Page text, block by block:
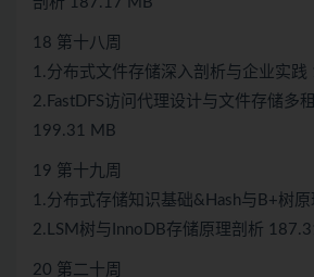
18 第十八周
1.分布式文件存储深入剖析与企业实
2.FastDFS访问代理设计与文件存储多
199.31 MB
19 第十九周
1.分布式存储知识基础&Hash与B+树
2.LSM树与InnoDB存储原理剖析
20 第二十周